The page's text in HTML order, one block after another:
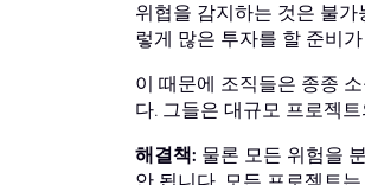
위협을 감지하는 것은 불
렇게 많은 투자를 할 준비
이 때문에 조직들은 종종
다. 그들은 대규모 프로젝
해결책: 물론 모든 위험을